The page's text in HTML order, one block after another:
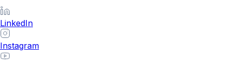
LinkedIn
Instagram